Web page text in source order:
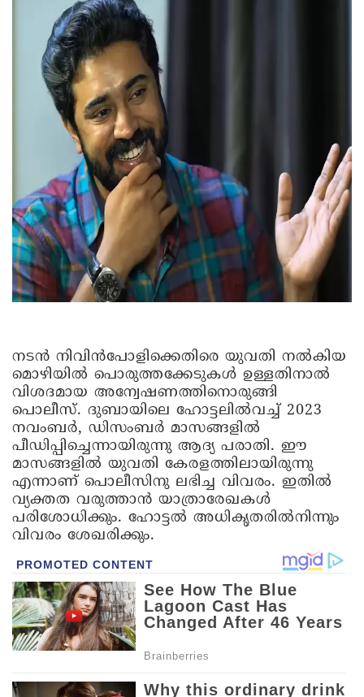
നടൻ നിവിൻപോളിക്കെതിരെ യുവതി നൽകിയ
മൊഴിയിൽ പൊരുത്തക്കേടുകള്‍ ഉള്ളതിനാൽ
വിശദമായ അന്വേഷണത്തിനൊരുങ്ങി
പൊലീസ്. ദുബായിലെ ഹോട്ടലിൽവച്ച് 2023
നവംബർ, ഡിസംബർ മാസങ്ങളിൽ
പീഡിപ്പിച്ചെന്നായിരുന്നു ആദ്യ പരാതി. ഈ
മാസങ്ങളിൽ യുവതി കേരളത്തിലായിരുന്നു
എന്നാണ് പൊലീസിനു ലഭിച്ച വിവരം. ഇതിൽ
വ്യക്തത വരുത്താൻ യാത്രാരേഖകൾ
പരിശോധിക്കും. ഹോട്ടൽ അധികൃതരിൽനിന്നും
വിവരം ശേഖരിക്കും.